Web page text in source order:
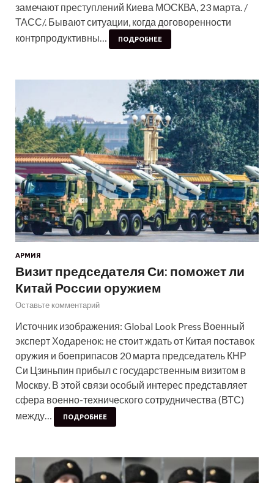
замечают преступлений Киева МОСКВА, 23 марта. /
ТАСС/. Бывают ситуации, когда договоренности
контрпродуктивны…
ПОДРОБНЕЕ
АРМИЯ
Визит председателя Си: поможет ли
Китай России оружием
Оставьте комментарий
Источник изображения: Global Look Press Военный
эксперт Ходаренок: не стоит ждать от Китая поставок
оружия и боеприпасов 20 марта председатель КНР
Си Цзиньпин прибыл с государственным визитом в
Москву. В этой связи особый интерес представляет
сфера военно-технического сотрудничества (ВТС)
между…
ПОДРОБНЕЕ